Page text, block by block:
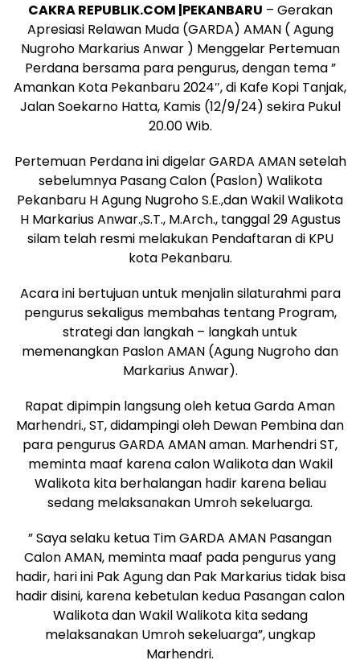
CAKRA REPUBLIK.COM |PEKANBARU – Gerakan
Apresiasi Relawan Muda (GARDA) AMAN ( Agung
Nugroho Markarius Anwar ) Menggelar Pertemuan
Perdana bersama para pengurus, dengan tema ”
Amankan Kota Pekanbaru 2024″, di Kafe Kopi Tanjak,
Jalan Soekarno Hatta, Kamis (12/9/24) sekira Pukul
20.00 Wib.
Pertemuan Perdana ini digelar GARDA AMAN setelah
sebelumnya Pasang Calon (Paslon) Walikota
Pekanbaru H Agung Nugroho S.E.,dan Wakil Walikota
H Markarius Anwar.,S.T., M.Arch., tanggal 29 Agustus
silam telah resmi melakukan Pendaftaran di KPU
kota Pekanbaru.
Acara ini bertujuan untuk menjalin silaturahmi para
pengurus sekaligus membahas tentang Program,
strategi dan langkah – langkah untuk
memenangkan Paslon AMAN (Agung Nugroho dan
Markarius Anwar).
Rapat dipimpin langsung oleh ketua Garda Aman
Marhendri., ST, didampingi oleh Dewan Pembina dan
para pengurus GARDA AMAN aman. Marhendri ST,
meminta maaf karena calon Walikota dan Wakil
Walikota kita berhalangan hadir karena beliau
sedang melaksanakan Umroh sekeluarga.
” Saya selaku ketua Tim GARDA AMAN Pasangan
Calon AMAN, meminta maaf pada pengurus yang
hadir, hari ini Pak Agung dan Pak Markarius tidak bisa
hadir disini, karena kebetulan kedua Pasangan calon
Walikota dan Wakil Walikota kita sedang
melaksanakan Umroh sekeluarga”, ungkap
Marhendri.